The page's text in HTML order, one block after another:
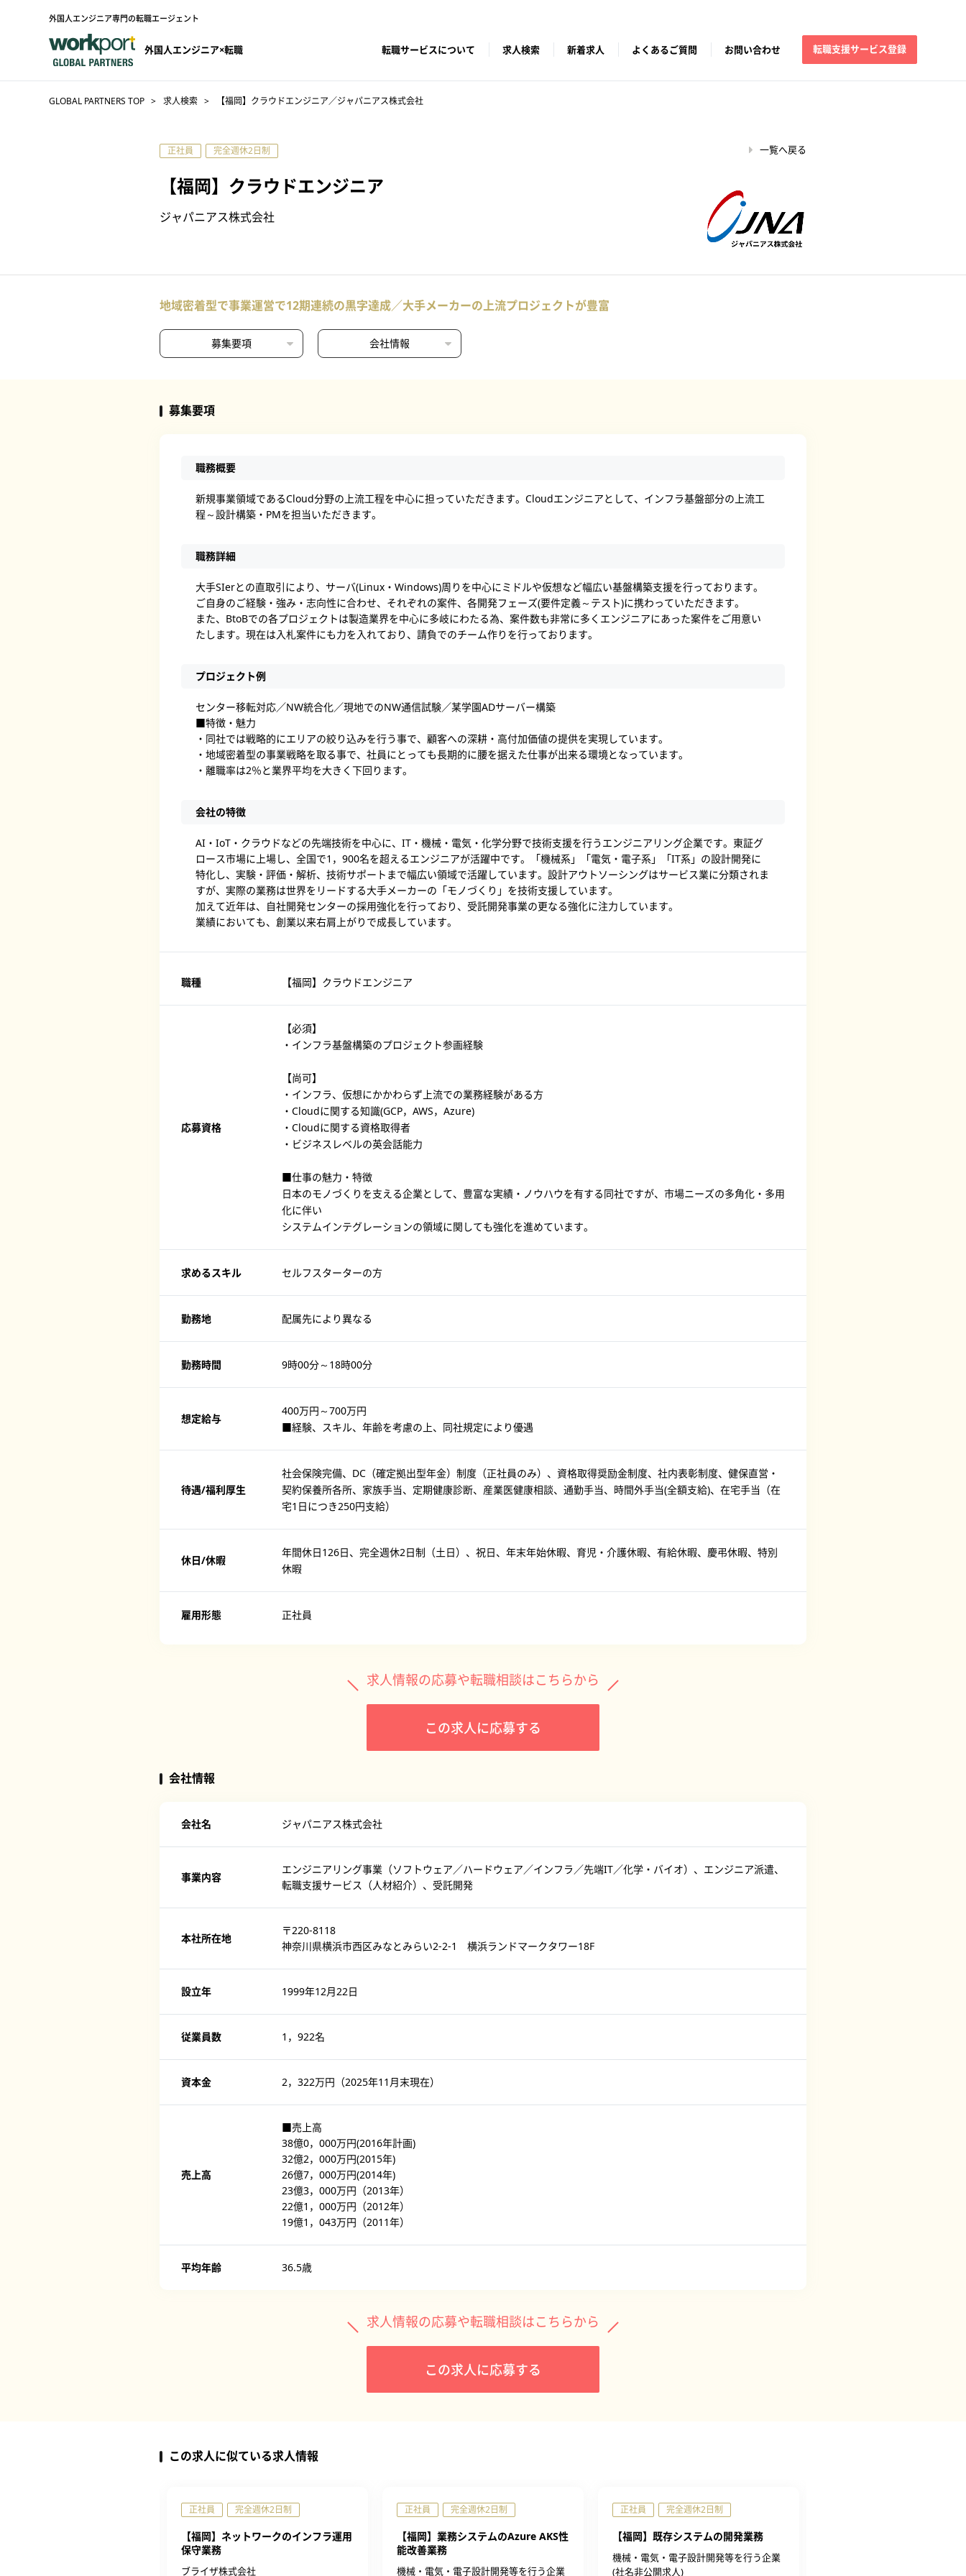
外国人エンジニア専門の転職エージェント
外国人エンジニア×転職 転職サービスについて 求人検索 新着求人 よくあるご質問 お問い合わせ 転職支援サービス登録
GLOBAL PARTNERS TOP 求人検索 【福岡】クラウドエンジニア／ジャパニアス株式会社
正社員 完全週休2日制
【福岡】クラウドエンジニア
ジャパニアス株式会社
一覧へ戻る
地域密着型で事業運営で12期連続の黒字達成／大手メーカーの上流プロジェクトが豊富
募集要項 会社情報
募集要項
職務概要
新規事業領域であるCloud分野の上流工程を中心に担っていただきます。Cloudエンジニアとして、インフラ基盤部分の上流工
程～設計構築・PMを担当いただきます。
職務詳細
大手SIerとの直取引により、サーバ(Linux・Windows)周りを中心にミドルや仮想など幅広い基盤構築支援を行っております。
ご自身のご経験・強み・志向性に合わせ、それぞれの案件、各開発フェーズ(要件定義～テスト)に携わっていただきます。
また、BtoBでの各プロジェクトは製造業界を中心に多岐にわたる為、案件数も非常に多くエンジニアにあった案件をご用意い
たします。現在は入札案件にも力を入れており、請負でのチーム作りを行っております。
プロジェクト例
センター移転対応／NW統合化／現地でのNW通信試験／某学園ADサーバー構築
■特徴・魅力
・同社では戦略的にエリアの絞り込みを行う事で、顧客への深耕・高付加価値の提供を実現しています。
・地域密着型の事業戦略を取る事で、社員にとっても長期的に腰を据えた仕事が出来る環境となっています。
・離職率は2％と業界平均を大きく下回ります。
会社の特徴
AI・IoT・クラウドなどの先端技術を中心に、IT・機械・電気・化学分野で技術支援を行うエンジニアリング企業です。東証グ
ロース市場に上場し、全国で1，900名を超えるエンジニアが活躍中です。「機械系」「電気・電子系」「IT系」の設計開発に
特化し、実験・評価・解析、技術サポートまで幅広い領域で活躍しています。設計アウトソーシングはサービス業に分類されま
すが、実際の業務は世界をリードする大手メーカーの「モノづくり」を技術支援しています。
加えて近年は、自社開発センターの採用強化を行っており、受託開発事業の更なる強化に注力しています。
業績においても、創業以来右肩上がりで成長しています。
職種 【福岡】クラウドエンジニア
応募資格
【必須】
・インフラ基盤構築のプロジェクト参画経験
【尚可】
・インフラ、仮想にかかわらず上流での業務経験がある方
・Cloudに関する知識(GCP，AWS，Azure)
・Cloudに関する資格取得者
・ビジネスレベルの英会話能力
■仕事の魅力・特徴
日本のモノづくりを支える企業として、豊富な実績・ノウハウを有する同社ですが、市場ニーズの多角化・多用
化に伴い
システムインテグレーションの領域に関しても強化を進めています。
求めるスキル セルフスターターの方
勤務地 配属先により異なる
勤務時間 9時00分～18時00分
想定給与
400万円～700万円
■経験、スキル、年齢を考慮の上、同社規定により優遇
待遇/福利厚生
社会保険完備、DC（確定拠出型年金）制度（正社員のみ）、資格取得奨励金制度、社内表彰制度、健保直営・
契約保養所各所、家族手当、定期健康診断、産業医健康相談、通勤手当、時間外手当(全額支給)、在宅手当（在
宅1日につき250円支給）
休日/休暇
年間休日126日、完全週休2日制（土日）、祝日、年末年始休暇、育児・介護休暇、有給休暇、慶弔休暇、特別
休暇
雇用形態 正社員
求人情報の応募や転職相談はこちらから
この求人に応募する
会社情報
会社名 ジャパニアス株式会社
事業内容
エンジニアリング事業（ソフトウェア／ハードウェア／インフラ／先端IT／化学・バイオ）、エンジニア派遣、
転職支援サービス（人材紹介）、受託開発
本社所在地
〒220-8118
神奈川県横浜市西区みなとみらい2-2-1 横浜ランドマークタワー18F
設立年 1999年12月22日
従業員数 1，922名
資本金 2，322万円（2025年11月末現在）
売上高
■売上高
38億0，000万円(2016年計画)
32億2，000万円(2015年)
26億7，000万円(2014年)
23億3，000万円（2013年）
22億1，000万円（2012年）
19億1，043万円（2011年）
平均年齢 36.5歳
求人情報の応募や転職相談はこちらから
この求人に応募する
この求人に似ている求人情報
正社員 完全週休2日制
【福岡】ネットワークのインフラ運用
保守業務
ブライザ株式会社
正社員 完全週休2日制
【福岡】業務システムのAzure AKS性
能改善業務
機械・電気・電子設計開発等を行う企業
正社員 完全週休2日制
【福岡】既存システムの開発業務
機械・電気・電子設計開発等を行う企業
(社名非公開求人)